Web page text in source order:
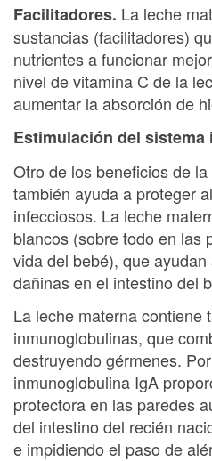
Facilitadores. La leche
sustancias (facilitadores)
nutrientes a funcionar
nivel de vitamina C de la
aumentar la absorción de
Estimulación del
Otro de los beneficios de
también ayuda a proteger
infecciosos. La leche
blancos (sobre todo en las
vida del bebé), que
dañinas en el intestino del
La leche materna contiene
inmunoglobulinas, que
destruyendo gérmenes.
inmunoglobulina IgA
protectora en las paredes
del intestino del recién
e impidiendo el paso de